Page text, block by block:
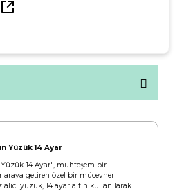
Yüzük 14 Ayar
14 Ayar", muhteşem bir
araya getiren özel bir mücevher
alıcı yüzük, 14 ayar altın kullanılarak